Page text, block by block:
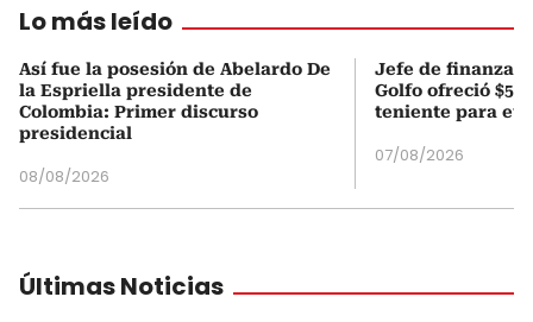
Lo más leído
Así fue la posesión de Abelardo De
la Espriella presidente de
Colombia: Primer discurso
presidencial
08/08/2026
Jefe de finanzas
Golfo ofreció
teniente para
07/08/2026
Últimas Noticias